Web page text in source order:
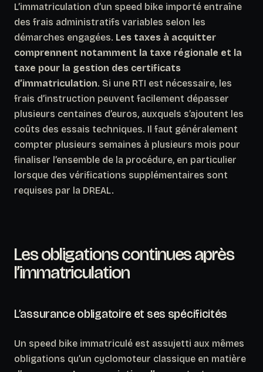
L’immatriculation d’un speed bike importé entraîne
des frais administratifs variables selon les
démarches engagées. Les taxes à acquitter
comprennent notamment la taxe régionale et la
taxe pour la gestion des certificats
d’immatriculation. Si une RTI est nécessaire, les
frais d’instruction peuvent facilement dépasser
plusieurs centaines d’euros, auxquels s’ajoutent les
coûts des essais techniques. Il faut généralement
compter plusieurs semaines à plusieurs mois pour
finaliser l’ensemble de la procédure, en particulier
lorsque des vérifications supplémentaires sont
requises par la DREAL.
Les obligations continues après
l’immatriculation
L’assurance obligatoire et ses spécificités
Un speed bike immatriculé est assujetti aux mêmes
obligations qu’un cyclomoteur classique en matière